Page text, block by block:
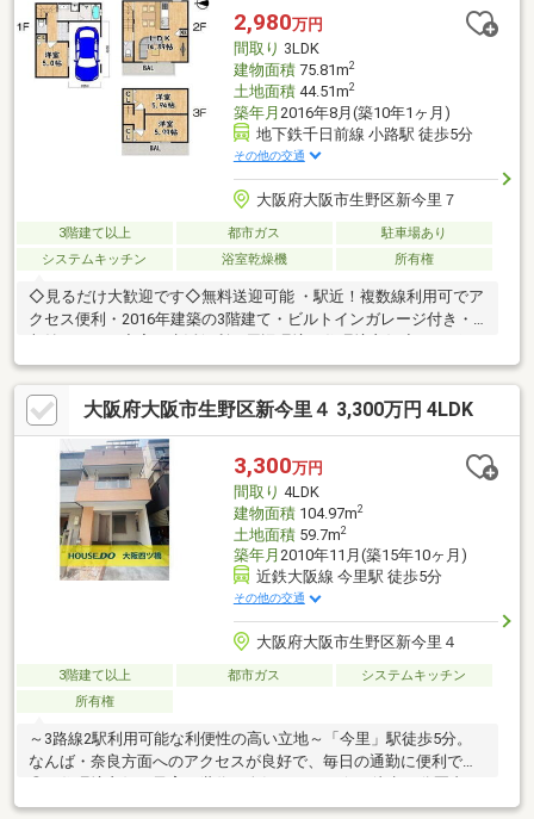
シャルプランナー相談会実施中！「お家を買いたいけど、なにか
らはじめればいいの？」不動産購入で失敗しないためにも、小さ
なことでもぜひ当社へご相談ください！
2,980万円
間取り 3LDK
建物面積75.81m2
土地面積44.51m2
築年月 2016年8月(築10年1ヶ月)
地下鉄千日前線 小路駅 徒歩5分
その他の交通
大阪府大阪市生野区新今里７
3階建て以上 都市ガス
駐車場あり
システムキッチン
浴室乾燥機 所有権
◇見るだけ大歓迎です◇無料送迎可能 ・駅近！複数線利用可でア
クセス便利・2016年建築の3階建て・ビルトインガレージ付き・
収納スペース充実・生活便利な周辺環境・住環境良好◇レスポン
スは迅速に◇交渉は全力です◆‐多忙なお客様の「面倒だな」をフ
ルサポート致します‐◆「とりあえず見たい」「他社でローンを断
られた」「他社の物件もまとめて見てみたい」「相談だけしてみ
たい」「しっかり交渉してほしい」「無駄を省きたい」等お気軽
にご連絡下さいませ。
大阪府大阪市生野区新今里４ 3,300万円 4LDK
3,300万円
間取り 4LDK
建物面積104.97m2
土地面積59.7m2
築年月 2010年11月(築15年10ヶ月)
近鉄大阪線 今里駅 徒歩5分
その他の交通
大阪府大阪市生野区新今里４
3階建て以上 都市ガス
システムキッチン
所有権
～3路線2駅利用可能な利便性の高い立地～「今里」駅徒歩5分。
なんば・奈良方面へのアクセスが良好で、毎日の通勤に便利です
保育園、小・中学校、公園が揃います。地域の子育て支援も充実